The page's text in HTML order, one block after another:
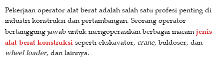
Pekerjaan operator alat berat adalah salah satu profesi penting di
industri konstruksi dan pertambangan. Seorang operator
bertanggung jawab untuk mengoperasikan berbagai macam jenis
alat berat konstruksi seperti ekskavator, crane, buldoser, dan
wheel loader, dan lainnya.